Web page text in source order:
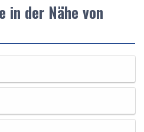
in der Nähe von